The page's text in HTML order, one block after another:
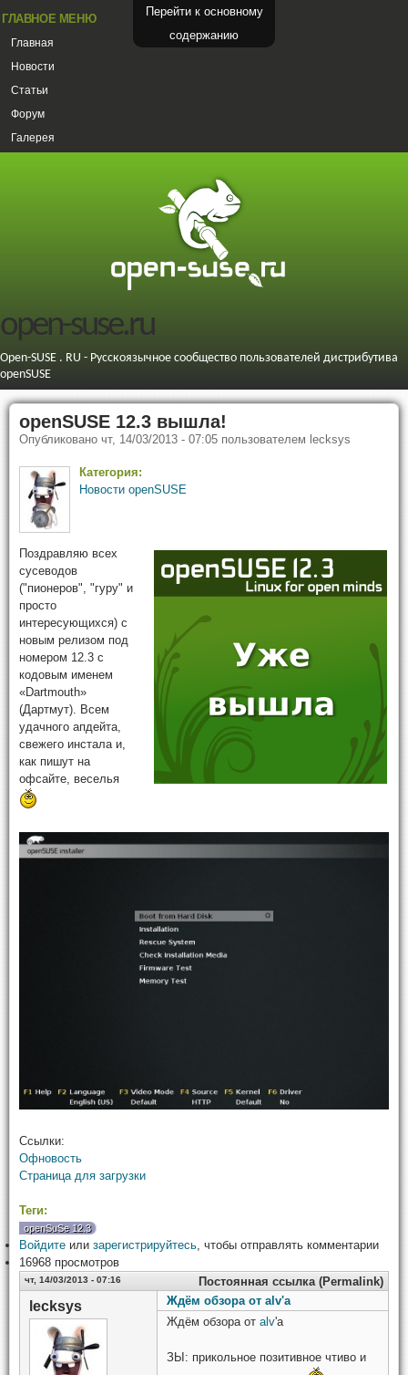
Перейти к основному
содержанию
ГЛАВНОЕ МЕНЮ
Главная
Новости
Статьи
Форум
Галерея
open-suse.ru
Open-SUSE . RU - Русскоязычное сообщество пользователей дистрибутива
openSUSE
openSUSE 12.3 вышла!
Опубликовано чт, 14/03/2013 - 07:05 пользователем lecksys
Категория:
Новости openSUSE
Поздравляю всех
сусеводов
("пионеров", "гуру" и
просто
интересующихся) с
новым релизом под
номером 12.3 с
кодовым именем
«Dartmouth»
(Дартмут). Всем
удачного апдейта,
свежего инстала и,
как пишут на
офсайте, веселья
Ссылки:
Офновость
Страница для загрузки
Теги:
openSuSe 12.3
Войдите или зарегистрируйтесь, чтобы отправлять комментарии
16968 просмотров
чт, 14/03/2013 - 07:16 Постоянная ссылка (Permalink)
lecksys
Ждём обзора от alv'а
Ждём обзора от alv'а
ЗЫ: прикольное позитивное чтиво и